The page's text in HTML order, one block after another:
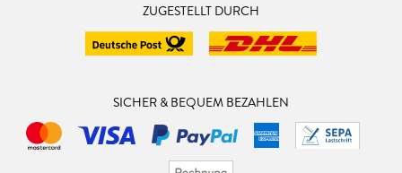
ZUGESTELLT DURCH
SICHER & BEQUEM BEZAHLEN